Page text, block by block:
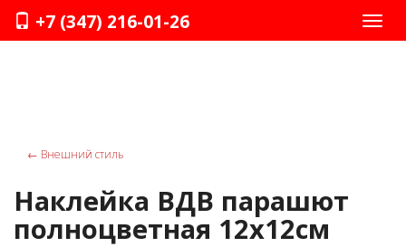
+7 (347) 216-01-26
← Внешний стиль
Наклейка ВДВ парашют
полноцветная 12х12см